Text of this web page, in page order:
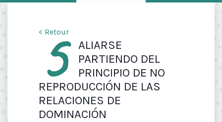
< Retour
5
ALIARSE
PARTIENDO DEL
PRINCIPIO DE NO
REPRODUCCIÓN DE LAS
RELACIONES DE
DOMINACIÓN